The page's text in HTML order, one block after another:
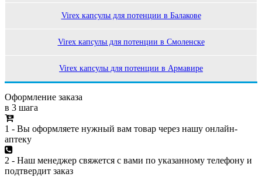
Virex капсулы для потенции в Балакове
Virex капсулы для потенции в Смоленске
Virex капсулы для потенции в Армавире
Оформление заказа
в 3 шага
1 - Вы оформляете нужный вам товар через нашу онлайн-
аптеку
2 - Наш менеджер свяжется с вами по указанному телефону и
подтвердит заказ